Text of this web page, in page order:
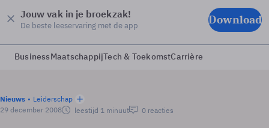
Jouw vak in je broekzak!
De beste leeservaring met de app Download
BusinessMaatschappijTech & ToekomstCarrière
Nieuws
Leiderschap
29 december 2008
leestijd 1 minuut 0 reacties